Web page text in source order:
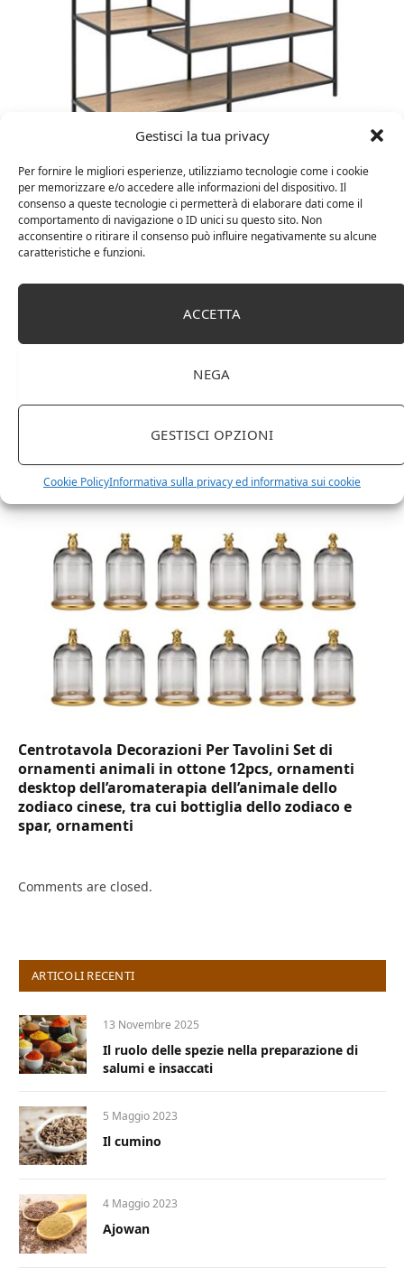
Gestisci la tua privacy
Per fornire le migliori esperienze, utilizziamo tecnologie come i cookie
per memorizzare e/o accedere alle informazioni del dispositivo. Il
consenso a queste tecnologie ci permetterà di elaborare dati come il
comportamento di navigazione o ID unici su questo sito. Non
acconsentire o ritirare il consenso può influire negativamente su alcune
caratteristiche e funzioni.
ACCETTA
NEGA
GESTISCI OPZIONI
Cookie PolicyInformativa sulla privacy ed informativa sui cookie
Amazon Basics Martin – Libreria, 35 x 114 x 78 cm
(Lu x La x A), effetto quercia(In precedenza
marchio Movian)
DOT Horeca Solutions 1000 Bicchieri PET
trasparenti monouso 350 ML tacca 0,3 alta qualità
usa e getta bicchiere riciclabili per acqua bevande
Centrotavola Decorazioni Per Tavolini Set di
ornamenti animali in ottone 12pcs, ornamenti
desktop dell’aromaterapia dell’animale dello
zodiaco cinese, tra cui bottiglia dello zodiaco e
spar, ornamenti
Comments are closed.
ARTICOLI RECENTI
13 Novembre 2025
Il ruolo delle spezie nella preparazione di
salumi e insaccati
5 Maggio 2023
Il cumino
4 Maggio 2023
Ajowan